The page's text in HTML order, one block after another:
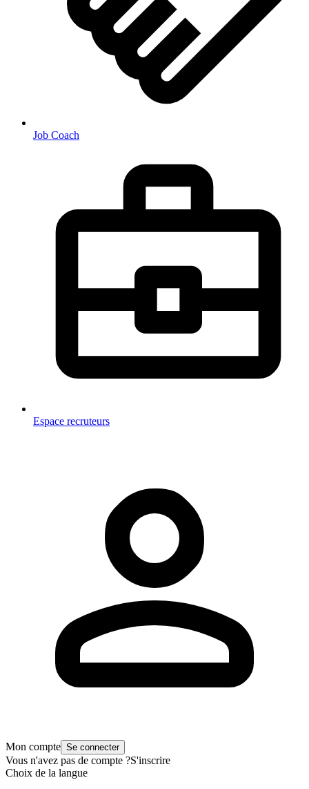
Job Coach
Espace recruteurs
Mon compte Se connecter
Vous n'avez pas de compte ?S'inscrire
Choix de la langue